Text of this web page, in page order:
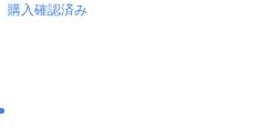
購入確認済み